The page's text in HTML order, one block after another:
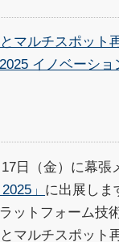
マルチスポット
イノベーシ
日（金）に幕張
」 に出展しま
ットフォーム技
マルチスポット